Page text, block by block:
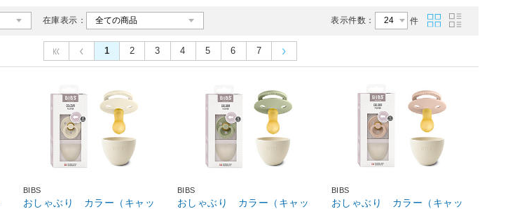
在庫表示： 表示件数： 件
1 2 3 4 5 6 7
BIBS
おしゃぶり カラー（キャッ
BIBS
おしゃぶり カラー（キャッ
BIBS
おしゃぶり カラー（キャッ